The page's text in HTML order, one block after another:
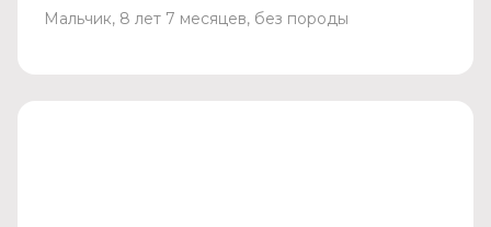
Мальчик, 8 лет 7 месяцев, без породы